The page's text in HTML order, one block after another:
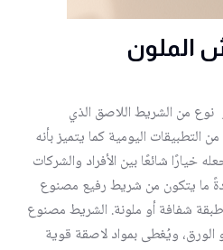
الملون
من الشريط اللاصق الذي
اليومية كما يتميز بأنه
خيارًا شائعًا بين الأفراد والشركات
ما يتكون من شريط رفيع مصنوع
شفافة أو ملونة. الشريط مصنوع
الورق، ويُغطى بمواد لاصقة قوية